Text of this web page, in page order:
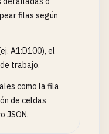
filas según
A1:D100), el
trabajo.
como la fila
de celdas
JSON.